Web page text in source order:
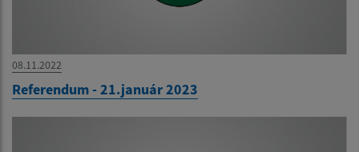
08.11.2022
Referendum - 21.január 2023